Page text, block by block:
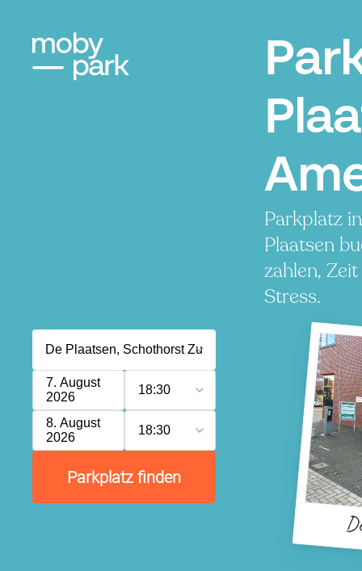
Parkplatz
Plaatsen
zahlen,
Stress.
7. August
2026
18:30
8. August
2026
18:30
Parkplatz finden